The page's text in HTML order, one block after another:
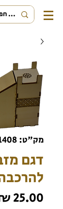
מק"ט: 131408
דגם